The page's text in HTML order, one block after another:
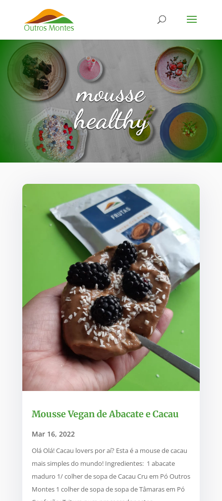
mousse
healthy
Mousse Vegan de Abacate e Cacau
Mar 16, 2022
Olá Olá! Cacau lovers por aí? Esta é a mouse de cacau
mais simples do mundo! Ingredientes: 1 abacate
maduro 1/ colher de sopa de Cacau Cru em Pó Outros
Montes 1 colher de sopa de sopa de Tâmaras em Pó